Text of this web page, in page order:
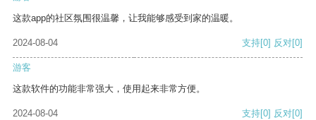
这款app的社区氛围很温馨，让我能够感受到家的温暖。
2024-08-04 支持[0] 反对[0]
游客
这款软件的功能非常强大，使用起来非常方便。
2024-08-04 支持[0] 反对[0]